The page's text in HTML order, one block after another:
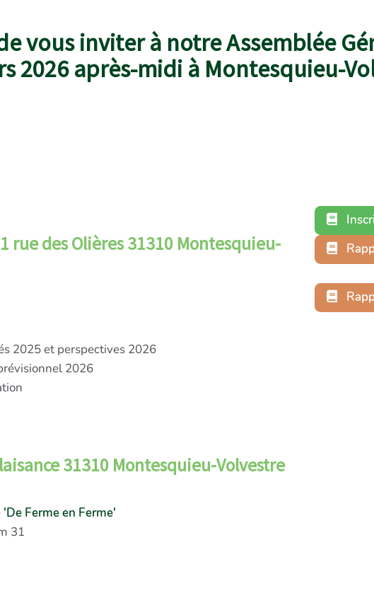
vous inviter à notre Assemblée
2026 après-midi à Montesquieu-
rue des Olières 31310 Montesquieu-
2025 et perspectives 2026
2026
31310 Montesquieu-Volvestre
Ferme en Ferme'
31